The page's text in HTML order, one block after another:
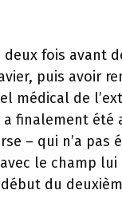
deux fois avant
puis avoir
médical de
a finalement été
– qui n’a pas
le champ
du